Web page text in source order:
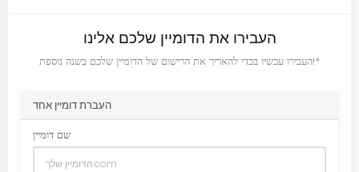
העבירו את הדומיין שלכם אלינו
העבירו עכשיו בכדי להאריך את הרישום של הדומיין שלכם בשנה נוספת!*
העברת דומיין אחד
שם דומיין